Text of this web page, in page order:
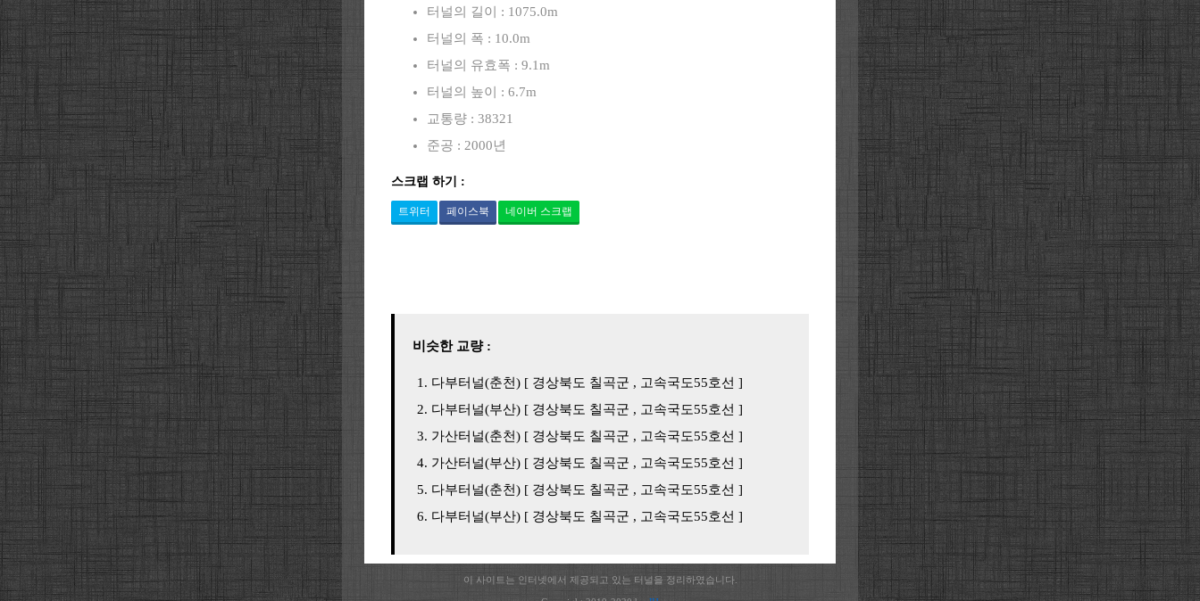
터널의 길이 : 1075.0m
터널의 폭 : 10.0m
터널의 유효폭 : 9.1m
터널의 높이 : 6.7m
교통량 : 38321
준공 : 2000년
스크랩 하기 :
트위터 페이스북 네이버 스크랩
비슷한 교량 :
다부터널(춘천) [ 경상북도 칠곡군 , 고속국도55호선 ]
다부터널(부산) [ 경상북도 칠곡군 , 고속국도55호선 ]
가산터널(춘천) [ 경상북도 칠곡군 , 고속국도55호선 ]
가산터널(부산) [ 경상북도 칠곡군 , 고속국도55호선 ]
다부터널(춘천) [ 경상북도 칠곡군 , 고속국도55호선 ]
다부터널(부산) [ 경상북도 칠곡군 , 고속국도55호선 ]
이 사이트는 인터넷에서 제공되고 있는 터널을 정리하였습니다.